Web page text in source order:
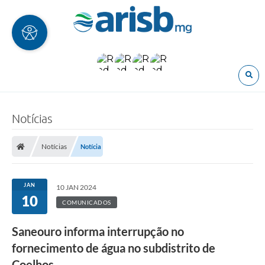
Notícias
Notícias Notícia
JAN
10
10 JAN 2024
COMUNICADOS
Saneouro informa interrupção no
fornecimento de água no subdistrito de